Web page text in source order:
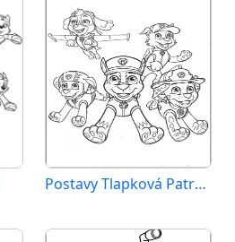
Postavy Tlapková Patrola